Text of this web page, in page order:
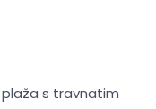
plaža s travnatim